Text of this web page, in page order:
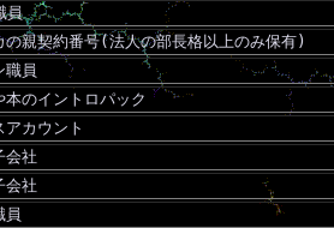
員
の親契約番号(法人の部長格以上のみ保有)
職員
本のイントロパック
アカウント
会社
会社
員